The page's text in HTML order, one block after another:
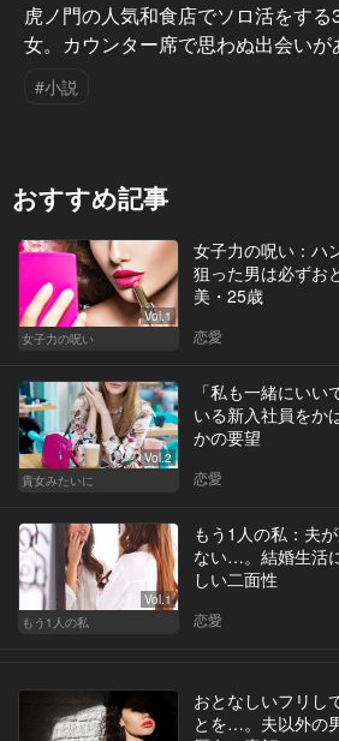
虎ノ門の人気和食店でソロ活をする
女。カウンター席で思わぬ出会い
#小説
おすすめ記事
Vol.1
女子力の呪い
女子力の呪い：ハ
狙った男は必ずお
美・25歳
恋愛
Vol.2
貴女みたいに
「私も一緒にい
いる新入社員をか
かの要望
恋愛
Vol.1
もう1人の私
もう1人の私：夫
ない…。結婚生活
しい二面性
恋愛
おとなしいフリし
とを…。夫以外の